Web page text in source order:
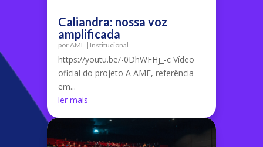
Caliandra: nossa voz
amplificada
porAME | Institucional
https://youtu.be/-0DhWFHj_-c Vídeo
oficial do projeto A AME, referência
em...
ler mais